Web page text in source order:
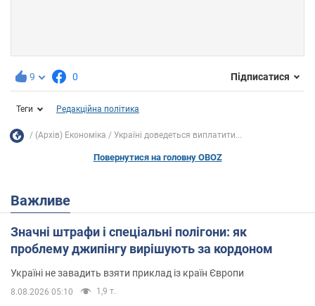
9 0 Підписатися
Теги Редакційна політика
(Архів) Економіка Україні доведеться виплатити...
Повернутися на головну OBOZ
Важливе
Значні штрафи і спеціальні полігони: як
проблему джипінгу вирішують за кордоном
Україні не завадить взяти приклад із країн Європи
8.08.2026 05:10 1,9 т.